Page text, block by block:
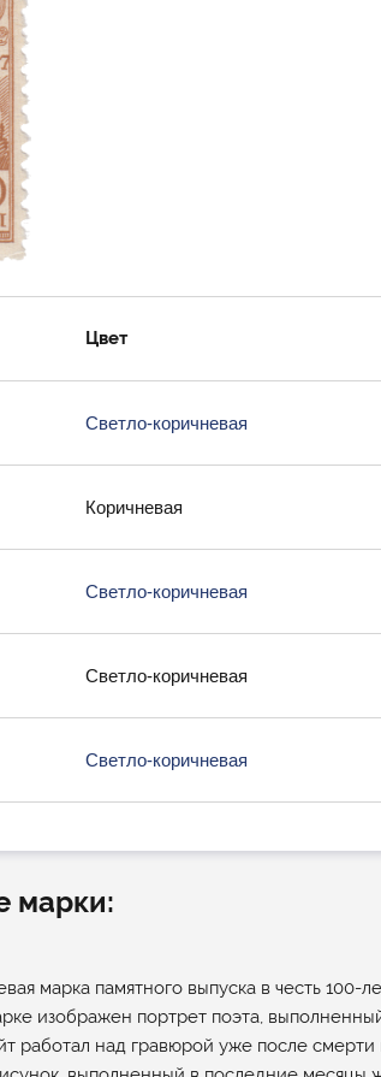
Цвет
Светло-коричневая
Коричневая
Светло-коричневая
Светло-коричневая
Светло-коричневая
марки:
марка памятного выпуска в честь 100-
изображен портрет поэта,
работал над гравюрой уже после смерти